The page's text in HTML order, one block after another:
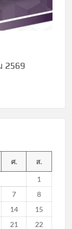
2569
ศ. ส.
1
7
8
14
15
21 22